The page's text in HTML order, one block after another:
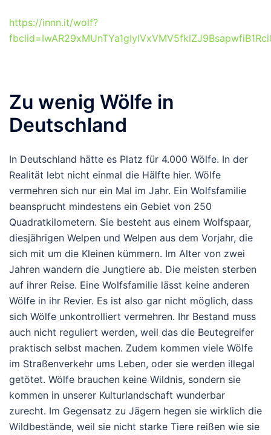
https://innn.it/wolf?
Zu wenig Wölfe in
Deutschland
In Deutschland hätte es Platz für 4.000 Wölfe. In der
Realität lebt nicht einmal die Hälfte hier. Wölfe
vermehren sich nur ein Mal im Jahr. Ein Wolfsfamilie
beansprucht mindestens ein Gebiet von 250
Quadratkilometern. Sie besteht aus einem Wolfspaar,
diesjährigen Welpen und Welpen aus dem Vorjahr, die
sich mit um die Kleinen kümmern. Im Alter von zwei
Jahren wandern die Jungtiere ab. Die meisten sterben
auf ihrer Reise. Eine Wolfsfamilie lässt keine anderen
Wölfe in ihr Revier. Es ist also gar nicht möglich, dass
sich Wölfe unkontrolliert vermehren. Ihr Bestand muss
auch nicht reguliert werden, weil das die Beutegreifer
praktisch selbst machen. Zudem kommen viele Wölfe
im Straßenverkehr ums Leben, oder sie werden illegal
getötet. Wölfe brauchen keine Wildnis, sondern sie
kommen in unserer Kulturlandschaft wunderbar
zurecht. Im Gegensatz zu Jägern hegen sie wirklich die
Wildbestände, weil sie nicht starke Tiere reißen wie sie